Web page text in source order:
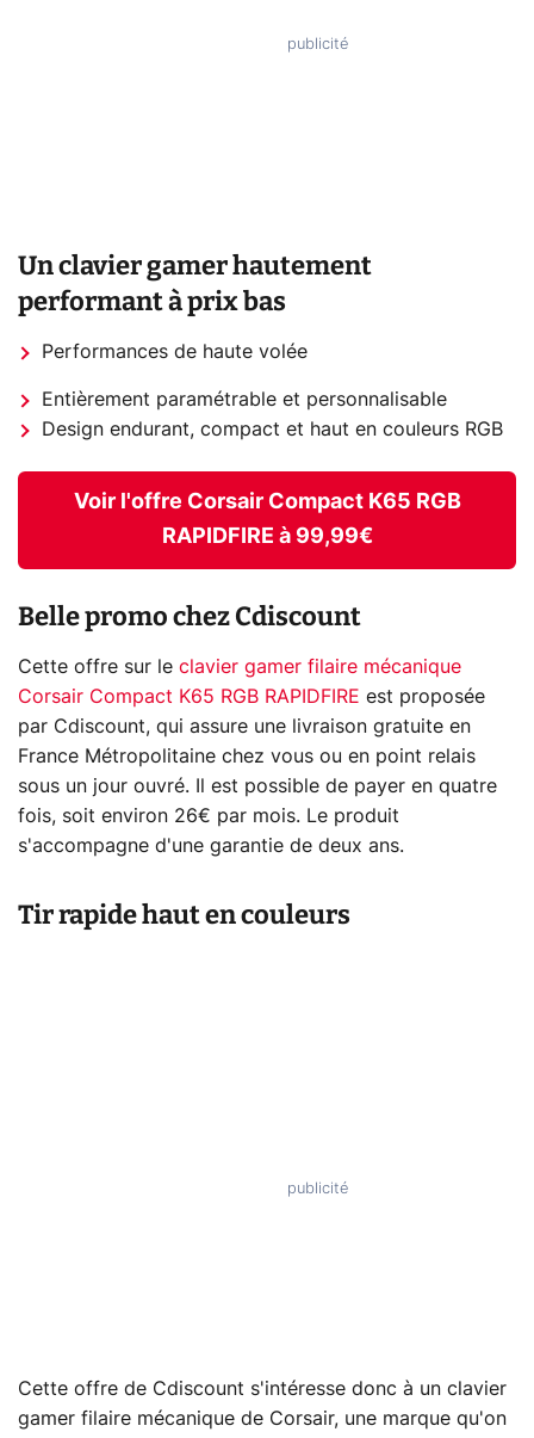
Un clavier gamer hautement
performant à prix bas
Performances de haute volée
Entièrement paramétrable et personnalisable
Design endurant, compact et haut en couleurs RGB
Voir l'offre Corsair Compact K65 RGB
RAPIDFIRE à 99,99€
Belle promo chez Cdiscount
Cette offre sur le clavier gamer filaire mécanique
Corsair Compact K65 RGB RAPIDFIRE est proposée
par Cdiscount, qui assure une livraison gratuite en
France Métropolitaine chez vous ou en point relais
sous un jour ouvré. Il est possible de payer en quatre
fois, soit environ 26€ par mois. Le produit
s'accompagne d'une garantie de deux ans.
Tir rapide haut en couleurs
Cette offre de Cdiscount s'intéresse donc à un clavier
gamer filaire mécanique de Corsair, une marque qu'on